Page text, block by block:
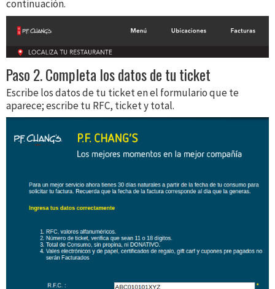
continuación.
Paso 2. Completa los datos de tu ticket
Escribe los datos de tu ticket en el formulario que te
aparece; escribe tu RFC, ticket y total.